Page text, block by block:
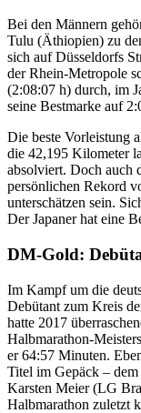
Bei den Männern
Tulu (Äthiopien) zu
sich auf Düsseldorfs
der Rhein-Metropole
(2:08:07 h) durch, im
seine Bestmarke auf
Die beste Vorleistung
die 42,195 Kilometer
absolviert. Doch auch
persönlichen Rekord
unterschätzen sein.
Der Japaner hat eine
DM-Gold:
Im Kampf um die
Debütant zum Kreis
hatte 2017
Halbmarathon-
er 64:57 Minuten.
Titel im Gepäck –
Karsten Meier (LG
Halbmarathon zuletzt